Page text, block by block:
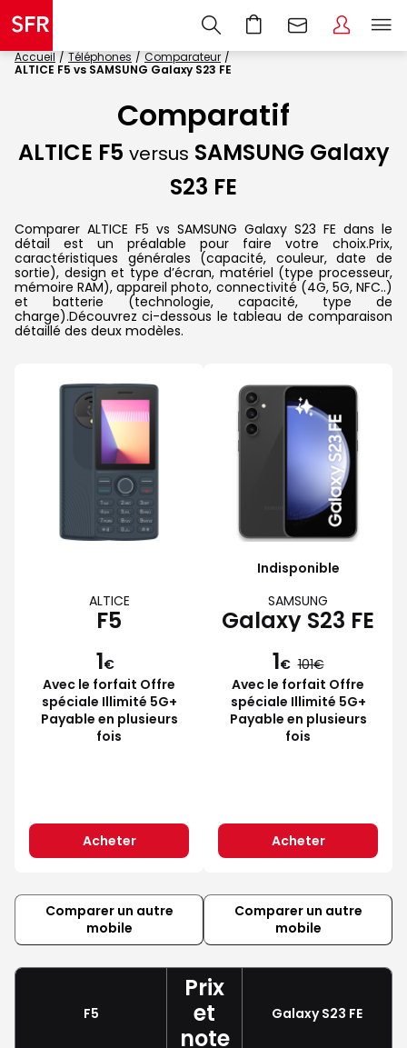
Accueil Téléphones
Comparateur
ALTICE F5 vs SAMSUNG Galaxy S23 FE
Comparatif
ALTICE F5 versus SAMSUNG Galaxy
S23 FE
Comparer ALTICE F5 vs SAMSUNG Galaxy S23 FE dans le
détail est un préalable pour faire votre choix.Prix,
caractéristiques générales (capacité, couleur, date de
sortie), design et type d’écran, matériel (type processeur,
mémoire RAM), appareil photo, connectivité (4G, 5G, NFC..)
et batterie (technologie, capacité, type de
charge).Découvrez ci-dessous le tableau de comparaison
détaillé des deux modèles.
ALTICE
F5
1€
Avec le forfait Offre
spéciale Illimité 5G+
Payable en plusieurs
fois
Acheter
Indisponible
SAMSUNG
Galaxy S23 FE
1€ 101
Avec le forfait Offre
spéciale Illimité 5G+
Payable en plusieurs
fois
Acheter
Comparer un autre
mobile
Comparer un autre
mobile
F5
Prix
et
note
Galaxy S23 FE